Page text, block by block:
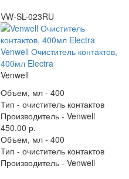
VW-SL-023RU
Venwell Очиститель контактов,
400мл Electra
Venwell
Объем, мл - 400
Тип - очиститель контактов
Производитель - Venwell
450.00 р.
Объем, мл - 400
Тип - очиститель контактов
Производитель - Venwell